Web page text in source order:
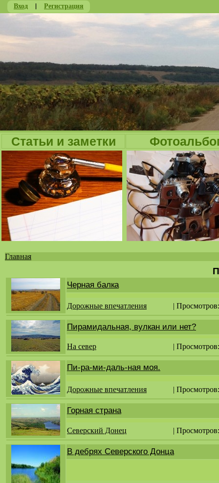
Вход | Регистрация
Статьи и заметки
здесь
Главная
Черная балка
Дорожные впечатления |
Пирамидальная, вулкан или нет?
На север |
Пи-ра-ми-даль-ная моя.
Дорожные впечатления |
Горная страна
Северский Донец |
В дебрях Северского Донца